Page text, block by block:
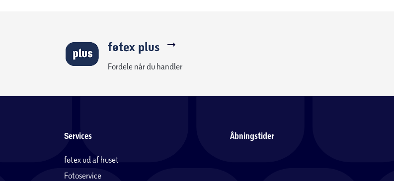
føtex plus
Fordele når du handler
Services
føtex ud af huset
Fotoservice
Åbningstider